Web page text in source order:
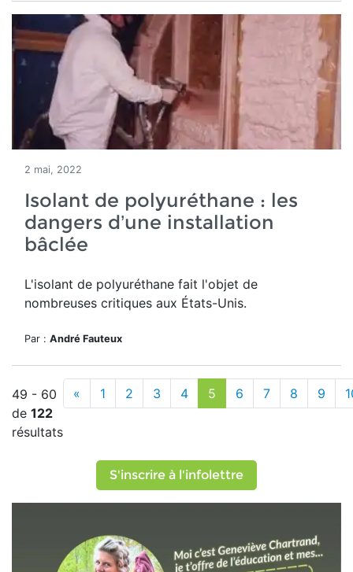
2 mai, 2022
Isolant de polyuréthane : les
dangers d’une installation
bâclée
L'isolant de polyuréthane fait l'objet de
nombreuses critiques aux États-Unis.
Par : André Fauteux
49 - 60
de 122
résultats
« 1 2 3 4 5 6 7 8 9
S'inscrire à l'infolettre